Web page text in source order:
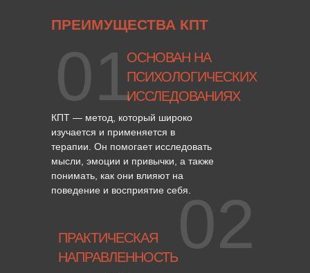
02
ПРАКТИЧЕСКАЯ
НАПРАВЛЕННОСТЬ
ОСНОВАН НА
ПСИХОЛОГИЧЕСКИХ
ИССЛЕДОВАНИЯХ
КПТ — метод, который широко
изучается и применяется в
терапии. Он помогает исследовать
мысли, эмоции и привычки, а также
понимать, как они влияют на
поведение и восприятие себя.
01
ПРЕИМУЩЕСТВА КПТ